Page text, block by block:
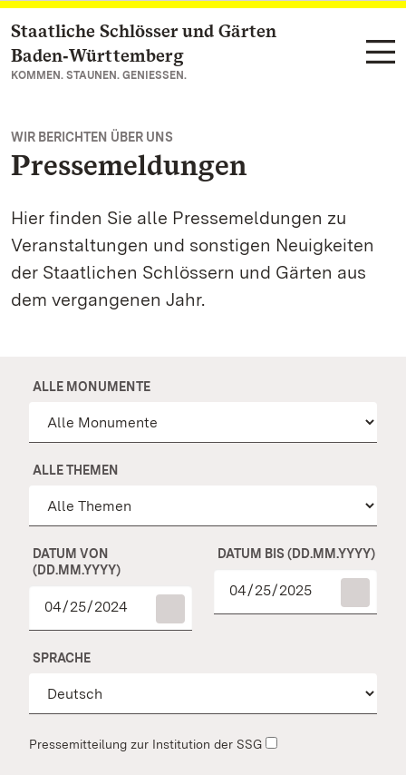
Zum Hauptinhalt springen
Staatliche Schlösser und Gärten
Baden‑Württemberg
KOMMEN. STAUNEN. GENIESSEN.
WIR BERICHTEN ÜBER UNS
Pressemeldungen
Hier finden Sie alle Pressemeldungen zu
Veranstaltungen und sonstigen Neuigkeiten
der Staatlichen Schlössern und Gärten aus
dem vergangenen Jahr.
ALLE MONUMENTE
ALLE THEMEN
DATUM VON
(DD.MM.YYYY)
DATUM BIS (DD.MM.YYYY)
SPRACHE
Pressemitteilung zur Institution der SSG